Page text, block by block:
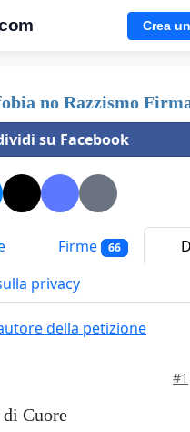
Crea
no Razzismo
su Facebook
Firme 66
privacy
della petizione
#1
Cuore